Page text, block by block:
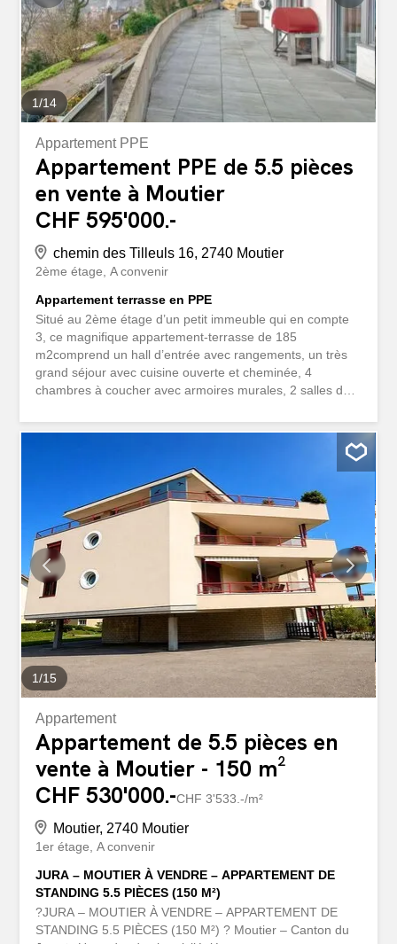
la relaxation et au ressourcement. L&[hash]39;un des
atouts majeurs de cette propriété est sa vue imprenable
sur les paysages montagneux environnants.La...
1/14
Appartement PPE
Appartement PPE de 5.5 pièces
en vente à Moutier
CHF 595'000.-
chemin des Tilleuls 16, 2740 Moutier
2ème étage A convenir
Appartement terrasse en PPE
Situé au 2ème étage d’un petit immeuble qui en compte
3, ce magnifique appartement-terrasse de 185
m2comprend un hall d’entrée avec rangements, un très
grand séjour avec cuisine ouverte et cheminée, 4
chambres à coucher avec armoires murales, 2 salles de
une cave. Splendide et grande terrasse de 70 m2 avec
vue imprenable. Avec 2 garages, places de parc et petit
1/15
Appartement
Appartement de 5.5 pièces en
vente à Moutier - 150 m²
CHF 530'000.-CHF 3'533.-/m²
Moutier, 2740 Moutier
1er étage A convenir
JURA – MOUTIER À VENDRE – APPARTEMENT DE
STANDING 5.5 PIÈCES (150 M²)
?JURA – MOUTIER À VENDRE – APPARTEMENT DE
STANDING 5.5 PIÈCES (150 M²) ? Moutier – Canton du